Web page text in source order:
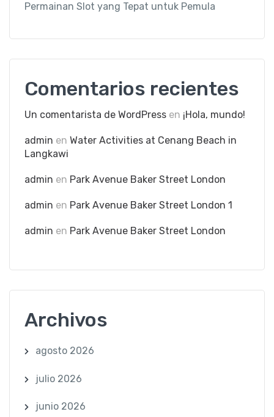
Permainan Slot yang Tepat untuk Pemula
Comentarios recientes
Un comentarista de WordPress en ¡Hola, mundo!
admin en Water Activities at Cenang Beach in
Langkawi
admin en Park Avenue Baker Street London
admin en Park Avenue Baker Street London 1
admin en Park Avenue Baker Street London
Archivos
agosto 2026
julio 2026
junio 2026